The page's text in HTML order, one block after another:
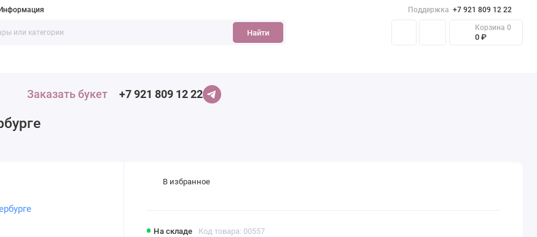
Информация Поддержка +7 921 809 12 22
Найти
Корзина 0
0 ₽
Заказать букет +7 921 809 12 22
На складе Код товара: 00557
В избранное